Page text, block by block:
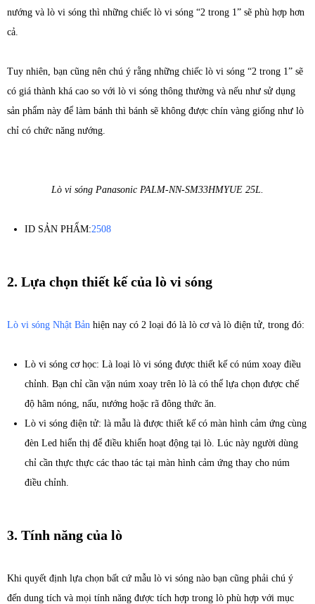
nướng và lò vi sóng thì những chiếc lò vi sóng “2 trong 1” sẽ phù hợp hơn
cả.
Tuy nhiên, bạn cũng nên chú ý rằng những chiếc lò vi sóng “2 trong 1” sẽ
có giá thành khá cao so với lò vi sóng thông thường và nếu như sử dụng
sản phẩm này để làm bánh thì bánh sẽ không được chín vàng giống như lò
chỉ có chức năng nướng.
Lò vi sóng Panasonic PALM-NN-SM33HMYUE 25L.
ID SẢN PHẨM:2508
2. Lựa chọn thiết kế của lò vi sóng
Lò vi sóng Nhật Bản hiện nay có 2 loại đó là lò cơ và lò điện tử, trong đó:
Lò vi sóng cơ học: Là loại lò vi sóng được thiết kế có núm xoay điều
chỉnh. Bạn chỉ cần vặn núm xoay trên lò là có thể lựa chọn được chế
độ hâm nóng, nấu, nướng hoặc rã đông thức ăn.
Lò vi sóng điện tử: là mẫu là được thiết kế có màn hình cảm ứng cùng
đèn Led hiển thị để điều khiển hoạt động tại lò. Lúc này người dùng
chỉ cần thực thực các thao tác tại màn hình cảm ứng thay cho núm
điều chỉnh.
3. Tính năng của lò
Khi quyết định lựa chọn bất cứ mẫu lò vi sóng nào bạn cũng phải chú ý
đến dung tích và mọi tính năng được tích hợp trong lò phù hợp với mục